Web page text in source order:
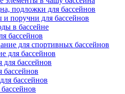
подложки для бассейнов
поручни для бассейнов
в бассейне
бассейнов
для спортивных бассейнов
для бассейнов
бассейнов
бассейнов
бассейнов